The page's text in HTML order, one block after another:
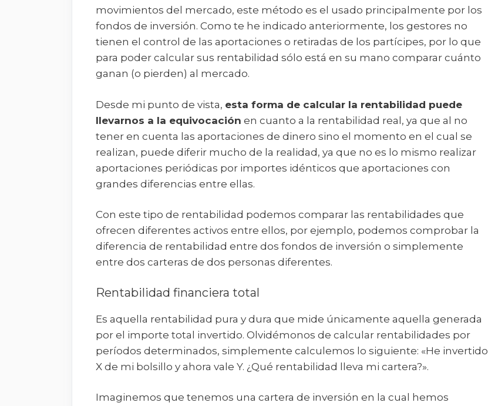
movimientos del mercado, este método es el usado principalmente por los
fondos de inversión. Como te he indicado anteriormente, los gestores no
tienen el control de las aportaciones o retiradas de los partícipes, por lo que
para poder calcular sus rentabilidad sólo está en su mano comparar cuánto
ganan (o pierden) al mercado.
Desde mi punto de vista, esta forma de calcular la rentabilidad puede
llevarnos a la equivocación en cuanto a la rentabilidad real, ya que al no
tener en cuenta las aportaciones de dinero sino el momento en el cual se
realizan, puede diferir mucho de la realidad, ya que no es lo mismo realizar
aportaciones periódicas por importes idénticos que aportaciones con
grandes diferencias entre ellas.
Con este tipo de rentabilidad podemos comparar las rentabilidades que
ofrecen diferentes activos entre ellos, por ejemplo, podemos comprobar la
diferencia de rentabilidad entre dos fondos de inversión o simplemente
entre dos carteras de dos personas diferentes.
Rentabilidad financiera total
Es aquella rentabilidad pura y dura que mide únicamente aquella generada
por el importe total invertido. Olvidémonos de calcular rentabilidades por
períodos determinados, simplemente calculemos lo siguiente: «He invertido
X de mi bolsillo y ahora vale Y. ¿Qué rentabilidad lleva mi cartera?».
Imaginemos que tenemos una cartera de inversión en la cual hemos